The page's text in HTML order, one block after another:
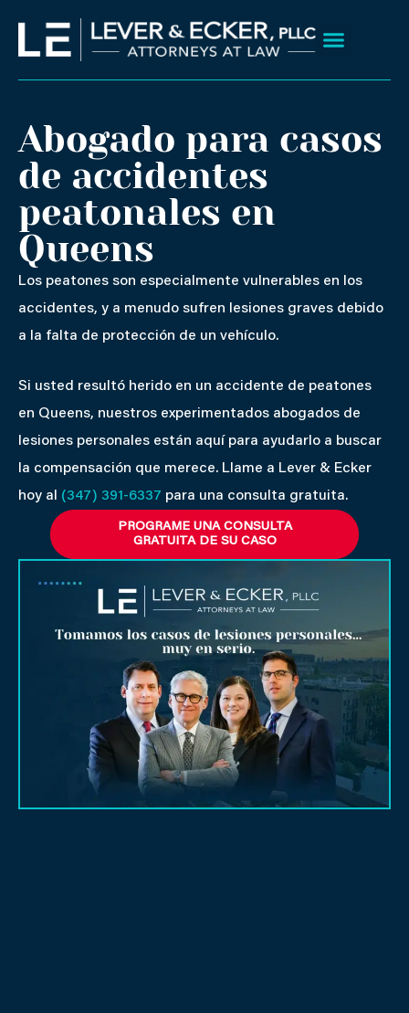
contenido
Abogado para casos
de accidentes
peatonales en
Queens
Los peatones son especialmente vulnerables en los
accidentes, y a menudo sufren lesiones graves debido
a la falta de protección de un vehículo.
Si usted resultó herido en un accidente de peatones
en Queens, nuestros experimentados abogados de
lesiones personales están aquí para ayudarlo a buscar
la compensación que merece. Llame a Lever & Ecker
hoy al (347) 391-6337 para una consulta gratuita.
PROGRAME UNA CONSULTA
GRATUITA DE SU CASO